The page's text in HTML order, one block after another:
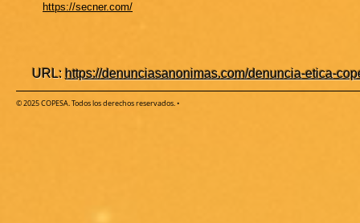
https://secner.com/
URL: https://denunciasanonimas.com/denuncia-etica-
© 2025 COPESA. Todos los derechos reservados.•